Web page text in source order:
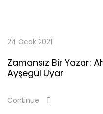
24 Ocak 2021
Zamansız Bir Yazar:
Ayşegül Uyar
Continue